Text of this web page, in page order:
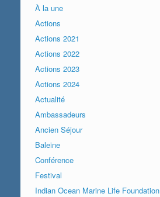
À la une
Actions
Actions 2021
Actions 2022
Actions 2023
Actions 2024
Actualité
Ambassadeurs
Ancien Séjour
Baleine
Conférence
Festival
Indian Ocean Marine Life Foundation